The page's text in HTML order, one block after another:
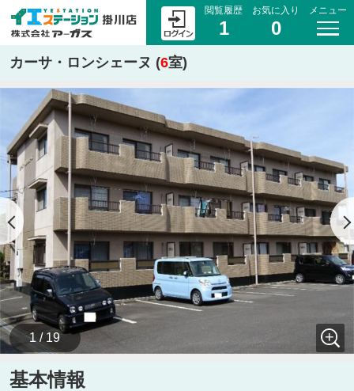
閲覧履歴
1
お気に入り
0
メニュー
カーサ・ロンシェーヌ (6室)
1 / 19
基本情報